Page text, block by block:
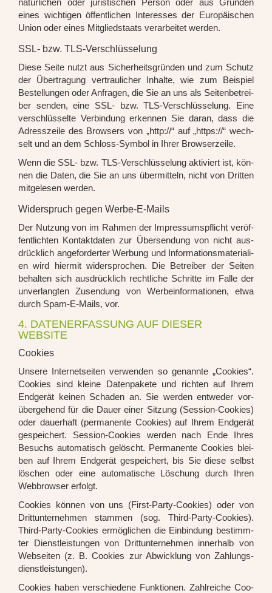
natür­li­chen oder juris­ti­schen Per­son oder aus Grün­den
eines wich­ti­gen öffent­li­chen Inter­es­ses der Euro­päi­schen
Uni­on oder eines Mit­glied­staats ver­ar­bei­tet wer­den.
SSL- bzw. TLS-Verschlüsselung
Die­se Sei­te nutzt aus Sicher­heits­grün­den und zum Schutz
der Über­tra­gung ver­trau­li­cher Inhal­te, wie zum Bei­spiel
Bestel­lun­gen oder Anfra­gen, die Sie an uns als Sei­ten­be­trei­
ber sen­den, eine SSL- bzw. TLS-Ver­schlüs­se­lung. Eine
ver­schlüs­sel­te Ver­bin­dung erken­nen Sie dar­an, dass die
Adress­zei­le des Brow­sers von „http://“ auf „https://“ wech­
selt und an dem Schloss-Sym­bol in Ihrer Brow­ser­zei­le.
Wenn die SSL- bzw. TLS-Ver­schlüs­se­lung akti­viert ist, kön­
nen die Daten, die Sie an uns über­mit­teln, nicht von Drit­ten
mit­ge­le­sen wer­den.
Widerspruch gegen Werbe-E-Mails
Der Nut­zung von im Rah­men der Impres­sums­pflicht ver­öf­
fent­lich­ten Kon­takt­da­ten zur Über­sen­dung von nicht aus­
drück­lich ange­for­der­ter Wer­bung und Infor­ma­ti­ons­ma­te­ria­li­
en wird hier­mit wider­spro­chen. Die Betrei­ber der Sei­ten
behal­ten sich aus­drück­lich recht­li­che Schrit­te im Fal­le der
unver­lang­ten Zusen­dung von Wer­be­infor­ma­tio­nen, etwa
durch Spam-E-Mails, vor.
4. DATENERFASSUNG AUF DIESER
WEBSITE
Cookies
Unse­re Inter­net­sei­ten ver­wen­den so genann­te „Coo­kies“.
Coo­kies sind klei­ne Daten­pa­ke­te und rich­ten auf Ihrem
End­ge­rät kei­nen Scha­den an. Sie wer­den ent­we­der vor­
über­ge­hend für die Dau­er einer Sit­zung (Ses­si­on-Coo­kies)
oder dau­er­haft (per­ma­nen­te Coo­kies) auf Ihrem End­ge­rät
gespei­chert. Ses­si­on-Coo­kies wer­den nach Ende Ihres
Besuchs auto­ma­tisch gelöscht. Per­ma­nen­te Coo­kies blei­
ben auf Ihrem End­ge­rät gespei­chert, bis Sie die­se selbst
löschen oder eine auto­ma­ti­sche Löschung durch Ihren
Web­brow­ser erfolgt.
Coo­kies kön­nen von uns (First-Par­ty-Coo­kies) oder von
Dritt­un­ter­neh­men stam­men (sog. Third-Par­ty-Coo­kies).
Third-Par­ty-Coo­kies ermög­li­chen die Ein­bin­dung bestimm­
ter Dienst­leis­tun­gen von Dritt­un­ter­neh­men inner­halb von
Web­sei­ten (z. B. Coo­kies zur Abwick­lung von Zah­lungs­
dienst­leis­tun­gen).
Coo­kies haben ver­schie­de­ne Funk­tio­nen. Zahl­rei­che Coo­